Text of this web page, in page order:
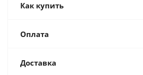
Как купить
Оплата
Доставка